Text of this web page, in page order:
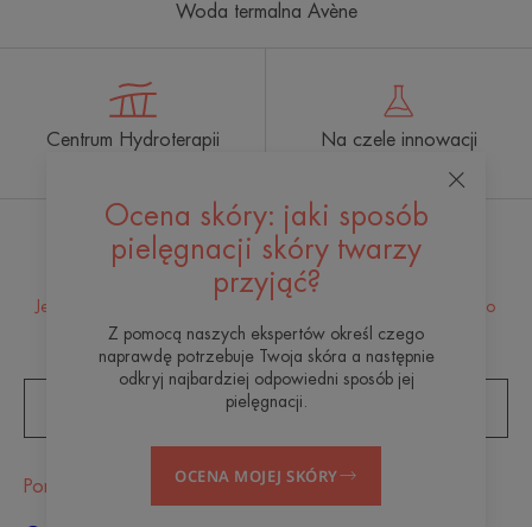
Ocena skóry: jaki sposób
pielęgnacji skóry twarzy
przyjąć?
Z pomocą naszych ekspertów określ czego
naprawdę potrzebuje Twoja skóra a następnie
odkryj najbardziej odpowiedni sposób jej
pielęgnacji.
OCENA MOJEJ SKÓRY
Woda termalna Avène
Centrum Hydroterapii
Na czele innowacji
Otrzymuj nasz newsletter
Jesteśmy tu dla Twojej skóry! Wszystkie wskazówki, jak dbać o
skórę na co dzień.
ZAPISZ SIĘ DO NEWSLETTERA
Porady